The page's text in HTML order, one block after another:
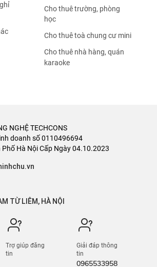
Cho thuê trường, phòng
học
Cho thuê toà chung cư mini
Cho thuê nhà hàng, quán
karaoke
NGHỆ TECHCONS
doanh số 0110496694
Phố Hà Nội Cấp Ngày 04.10.2023
TỪ LIÊM, HÀ NỘI
Trợ giúp đăng
tin
Giải đáp thông
tin
0965533958